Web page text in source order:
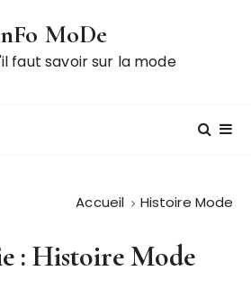
MoDe
faut savoir sur la mode
Accueil Histoire Mode
: Histoire Mode